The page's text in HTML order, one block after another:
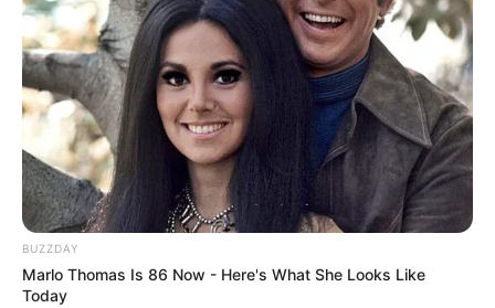
BUZZDAY
Marlo Thomas Is 86 Now - Here's What She Looks Like
Today